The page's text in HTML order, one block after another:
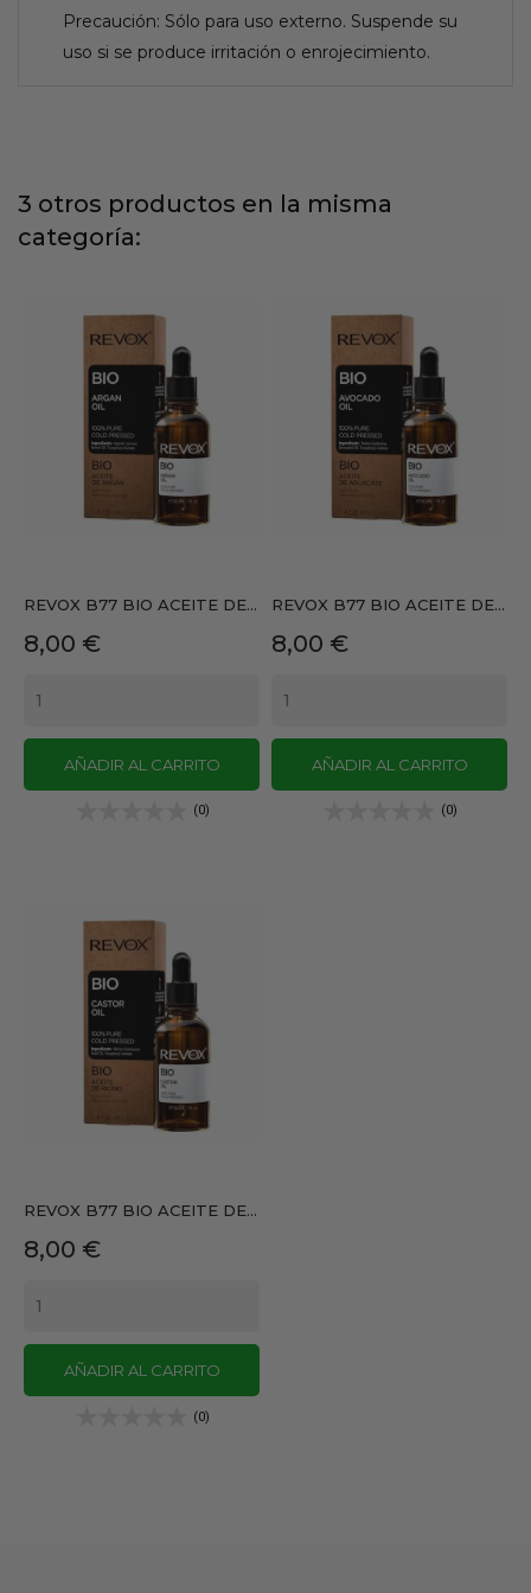
Precaución: Sólo para uso externo. Suspende su
uso si se produce irritación o enrojecimiento.
3 otros productos en la misma
categoría:
REVOX B77 BIO ACEITE DE...
Precio
8,00 €
AÑADIR AL CARRITO
(0)
REVOX B77 BIO ACEITE DE...
Precio
8,00 €
AÑADIR AL CARRITO
(0)
REVOX B77 BIO ACEITE DE...
Precio
8,00 €
AÑADIR AL CARRITO
(0)